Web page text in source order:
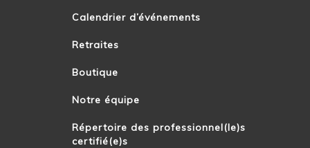
Calendrier d’événements
Retraites
Boutique
Notre équipe
Répertoire des professionnel(le)s
certifié(e)s